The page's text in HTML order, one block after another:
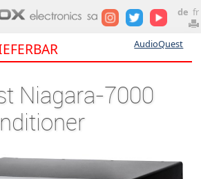
de fr
AudioQuest
Niagara-7000